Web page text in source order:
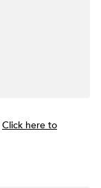
Click here to